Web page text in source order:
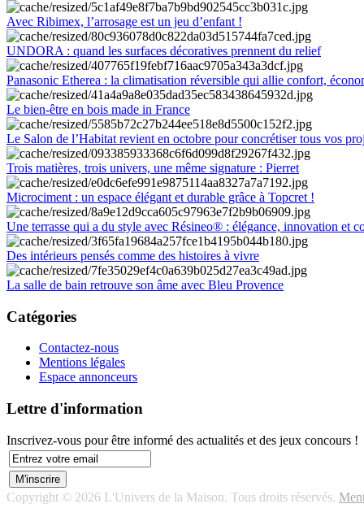
Avec Ribimex, l’arrosage est un jeu d’enfant !
UNDORA : quand les surfaces décoratives prennent du relief
Panasonic Etherea : la climatisation réversible qui allie confort,
Le bien-être en bois made in France
Le Salon de l’Habitat revient en octobre pour concrétiser tous vos
Trois matières, trois univers, une même signature : Pierret
Microciment : un espace élégant et durable grâce à Topcret !
Une terrasse qui a du style avec Résineo® : élégance, innovation et
Des intérieurs pensés comme des histoires à vivre
La salle de bain retrouve son âme avec Bleu Provence
Catégories
Contactez-nous
Mentions légales
Espace annonceurs
Lettre d'information
Inscrivez-vous pour être informé des actualités et des jeux concours !
Copyright © 2026 L'Univers de la Maison. Tous droits réservés.